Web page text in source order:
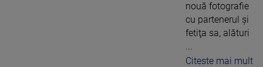
nouă fotografie
cu partenerul şi
fetiţa sa, alături
...
Citeste mai mult